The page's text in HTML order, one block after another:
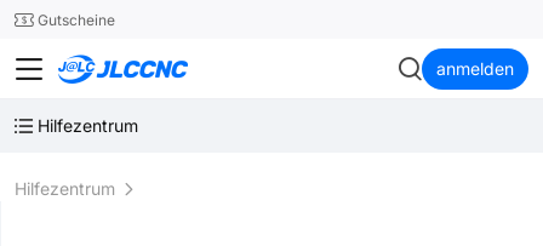
24SMTGutscheine
JLCCNC anmelden
Hilfezentrum
Hilfezentrum